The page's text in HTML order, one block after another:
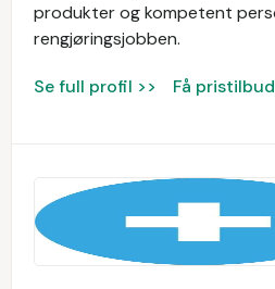
produkter og kompetent
rengjøringsjobben.
Se full profil >> Få